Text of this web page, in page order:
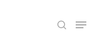
search
Close